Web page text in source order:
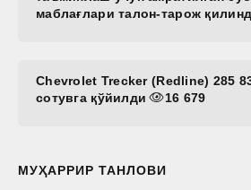
маблағлари талон-тарож
Chevrolet Trecker (Redline) 285
сотувга қўйилди
16 679
МУҲАРРИР ТАНЛОВИ